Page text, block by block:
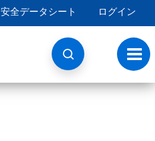
安全データシート ログイン
ト
グ
ル
ナ